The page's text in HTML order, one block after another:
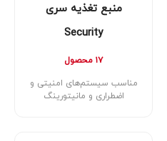
منبع تغذیه سری
Security
۱۷ محصول
مناسب سیستم‌های امنیتی و
اضطراری و مانیتورینگ